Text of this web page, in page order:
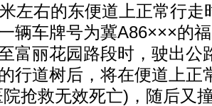
左右的东便道上正常行走
辆车牌号为冀A86×××的
富丽花园路段时，驶出公
行道树后，将在便道上正
抢救无效死亡)，随后又